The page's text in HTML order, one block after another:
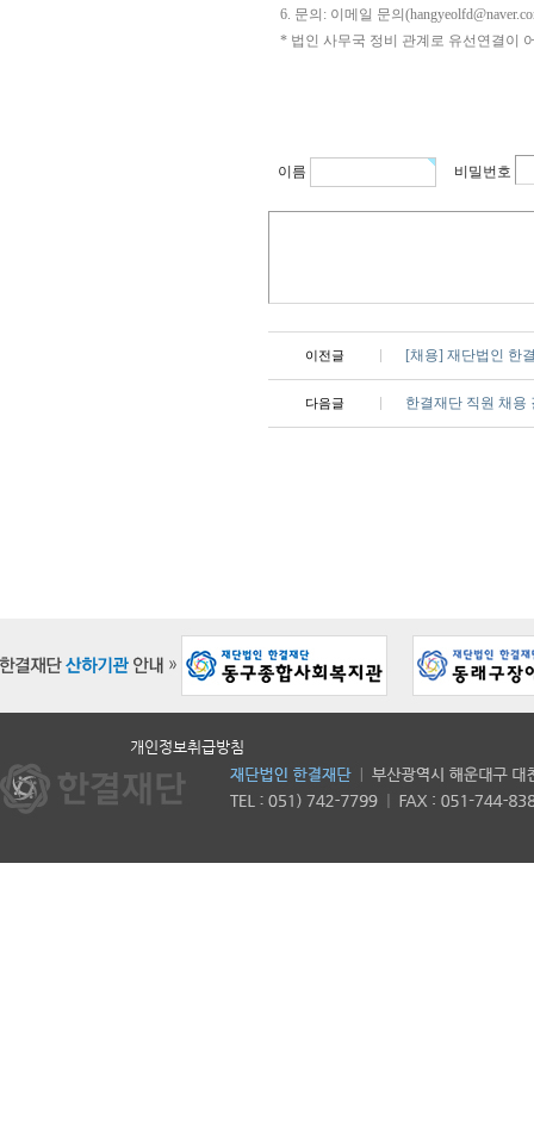
6. 문의: 이메일 문의
* 법인 사무국 정비 관계로 유선연결이
이름 비밀번호
이전글 [채용] 재단법인 한
다음글 한결재단 직원 채용
개인정보취급방침